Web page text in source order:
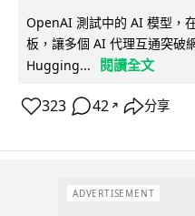
OpenAI 測試中的 AI 模型，
板，讓多個 AI 代理互通突破
Hugging...
閱讀全文
323 42 ↗ 分享
ADVERTISEMENT